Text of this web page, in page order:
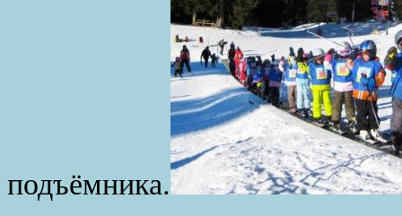
подъёмника.